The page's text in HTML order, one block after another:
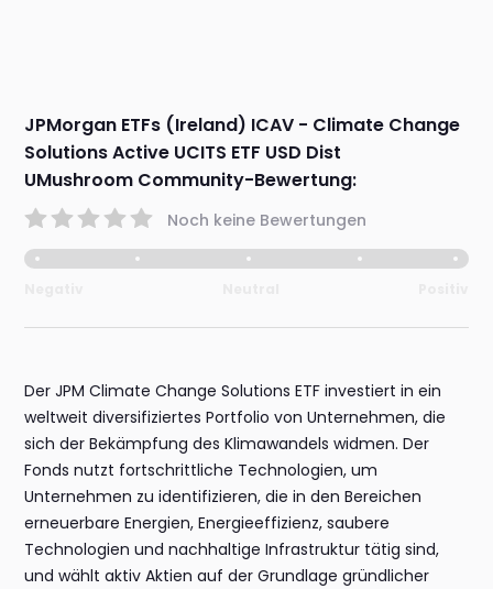
JPMorgan ETFs (Ireland) ICAV - Climate Change
Solutions Active UCITS ETF USD Dist
UMushroom Community-Bewertung:
Noch keine Bewertungen
Der JPM Climate Change Solutions ETF investiert in ein
weltweit diversifiziertes Portfolio von Unternehmen, die
sich der Bekämpfung des Klimawandels widmen. Der
Fonds nutzt fortschrittliche Technologien, um
Unternehmen zu identifizieren, die in den Bereichen
erneuerbare Energien, Energieeffizienz, saubere
Technologien und nachhaltige Infrastruktur tätig sind,
und wählt aktiv Aktien auf der Grundlage gründlicher